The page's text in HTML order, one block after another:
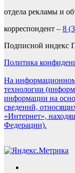
отдела рекламы и
корреспондент – 8
Подписной индекс
Политика
На информационном
технологии
информации на
сведений,
«Интернет»,
Федерации).